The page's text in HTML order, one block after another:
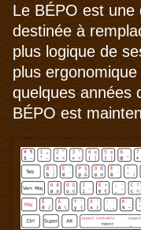
Le BÉPO est une
destinée à
plus logique de
plus
quelques années
BÉPO est